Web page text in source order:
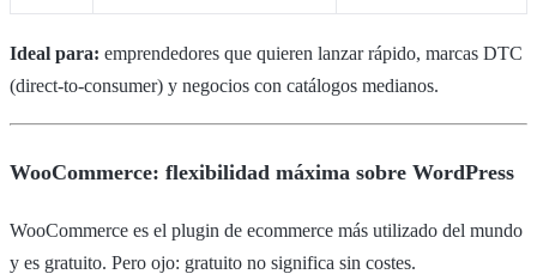
Ideal para: emprendedores que quieren lanzar rápido, marcas DTC
(direct-to-consumer) y negocios con catálogos medianos.
WooCommerce: flexibilidad máxima sobre WordPress
WooCommerce es el plugin de ecommerce más utilizado del mundo
y es gratuito. Pero ojo: gratuito no significa sin costes.